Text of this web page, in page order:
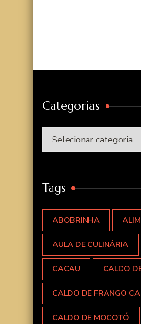
Categorias
Categorias
Tags
ABOBRINHA
AULA DE CULINÁRIA
CACAU CALDO
CALDO DE FRANGO
CALDO DE MOCOTÓ